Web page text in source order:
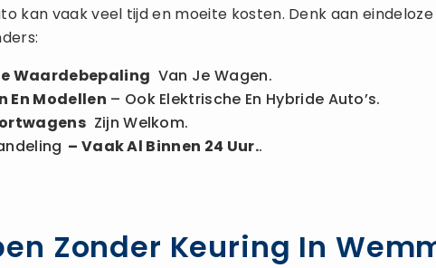
kan vaak veel tijd en moeite kosten. Denk aan
Waardebepaling Van Je Wagen.
En Modellen – Ook Elektrische En Hybride Auto’s.
Zijn Welkom.
– Vaak Al Binnen 24 Uur..
Zonder Keuring In